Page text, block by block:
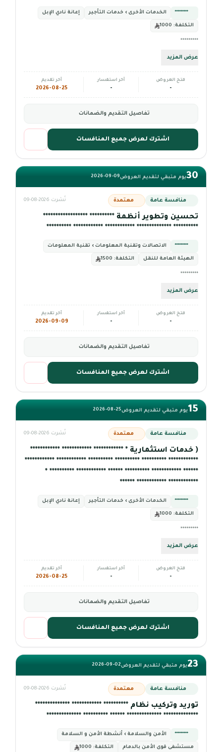
********* الخدمات الأخرى › خدمات التأجير إعانة نادي الإبل
التكلفة:
*********
عرض المزيد
فتح العروض
-
آخر استفسار
-
آخر تقديم
2026-08-25
تفاصيل التقديم والضمانات
اشترك لعرض جميع المنافسات
30يوم متبقي لتقديم العروض2026-09-09
منافسة عامة معتمدة نُشرت 2026-08-09
تحسين وتطوير أنظمة ********** ******************
********** ************** ************ ************ **********
********* الاتصالات وتقنية المعلومات › تقنية المعلومات
الهيئة العامة للنقل التكلفة:
*********
عرض المزيد
فتح العروض
-
آخر استفسار
-
آخر تقديم
2026-09-09
تفاصيل التقديم والضمانات
اشترك لعرض جميع المنافسات
15يوم متبقي لتقديم العروض2026-08-25
منافسة عامة معتمدة نُشرت 2026-08-09
( خدمات استثمارية * ************ ************ ************
************ ********** ********** ********** ************ ************
****** ************ ********** ****** ************ ********** *
************ ************ ******
********* الخدمات الأخرى › خدمات التأجير إعانة نادي الإبل
التكلفة:
*********
عرض المزيد
فتح العروض
-
آخر استفسار
-
آخر تقديم
2026-08-25
تفاصيل التقديم والضمانات
اشترك لعرض جميع المنافسات
23يوم متبقي لتقديم العروض2026-09-02
منافسة عامة معتمدة نُشرت 2026-08-09
توريد وتركيب نظام ********** ************ **************
************** ************** ****** ********** **************
********* الأمن والسلامة › أنشطة الأمن و السلامة
مستشفى قوى الأمن بالدمام التكلفة: